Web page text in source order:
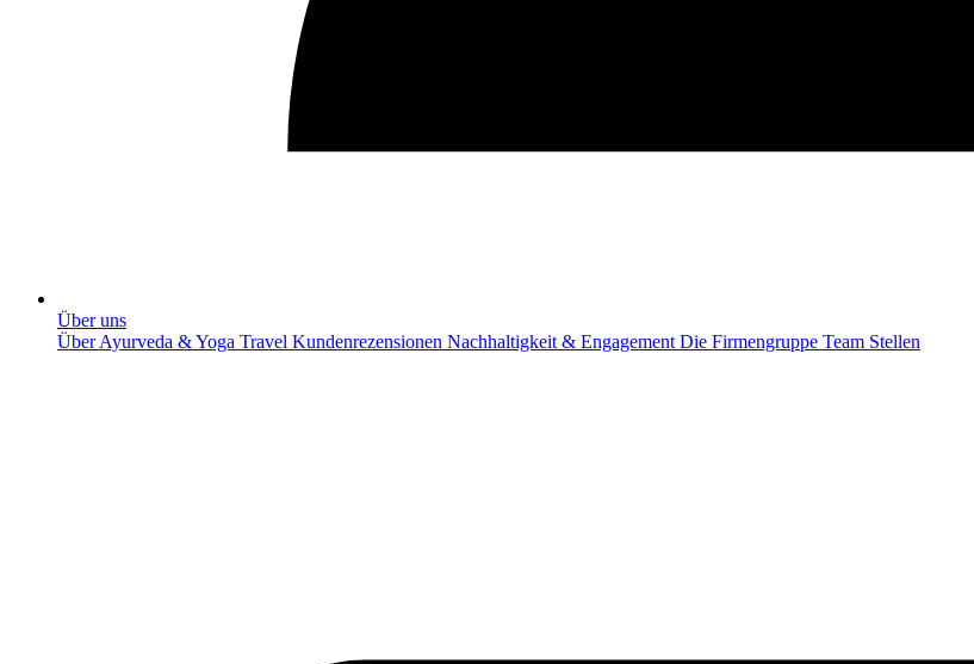
Über uns
Über Ayurveda & Yoga Travel Kundenrezensionen Nachhaltigkeit & Engagement Die Firmengruppe Team Stellen